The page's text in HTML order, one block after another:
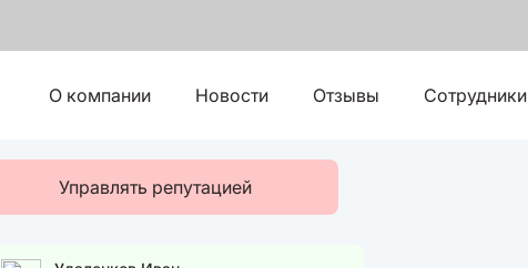
О компании Новости Отзывы Сотрудники
Управлять репутацией